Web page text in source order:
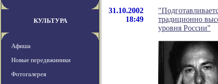
КУЛЬТУРА
Афиша
Новые передвжиники
Фотогалерея
31.10.2002
18:49
традиционно
уровня России"